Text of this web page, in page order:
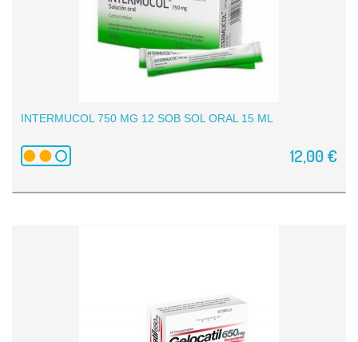
INTERMUCOL 750 MG 12 SOB SOL ORAL 15 ML
12,00 €